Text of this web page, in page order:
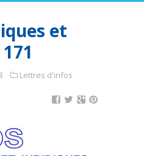
et
Lettres d'infos